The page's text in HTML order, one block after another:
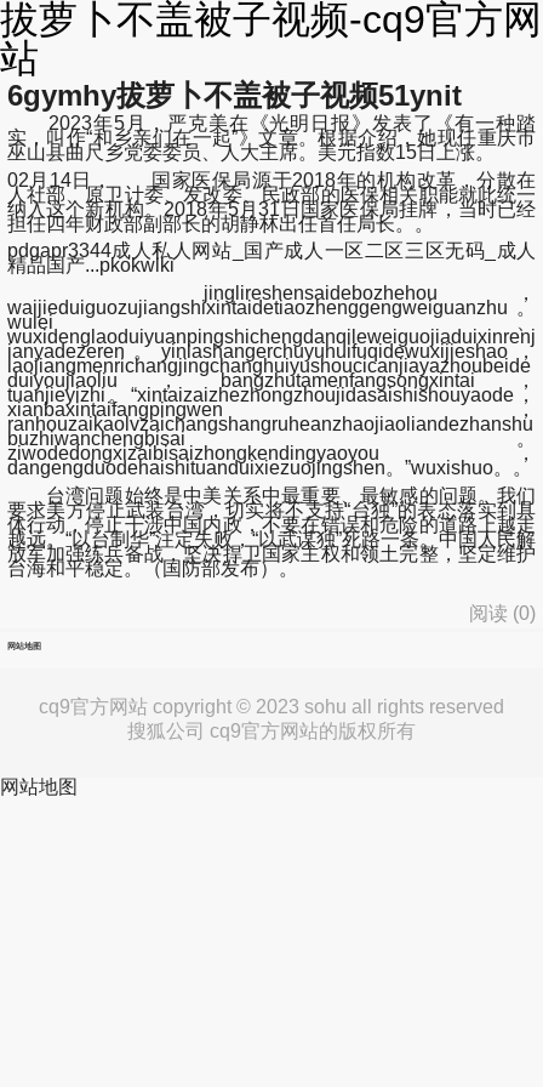
拔萝卜不盖被子视频-cq9官方网
站
6gymhy拔萝卜不盖被子视频51ynit
2023年5月，严克美在《光明日报》发表了《有一种踏
实，叫作“和乡亲们在一起”》文章。根据介绍，她现任重庆市
巫山县曲尺乡党委委员、人大主席。美元指数15日上涨。
02月14日， 国家医保局源于2018年的机构改革，分散在
人社部、原卫计委、发改委、民政部的医保相关职能就此统一
纳入这个新机构。2018年5月31日国家医保局挂牌，当时已经
担任四年财政部副部长的胡静林出任首任局长。。
pdgapr3344成人私人网站_国产成人一区二区三区无码_成人
精品国产...pkokwlki
jinglireshensaidebozhehou，
waijieduiguozujiangshixintaidetiaozhenggengweiguanzhu。
wulei、
wuxidenglaoduiyuanpingshichengdanqileweiguojiaduixinrenj
ianyadezeren。yinlashangerchuyuhuifuqidewuxijieshao，
laojiangmenrichangjingchanghuiyushoucicanjiayazhoubeide
duiyoujiaoliu，bangzhutamenfangsongxintai，
tuanjieyizhi。“xintaizaizhezhongzhoujidasaishishouyaode，
xianbaxintaifangpingwen，
ranhouzaikaolvzaichangshangruheanzhaojiaoliandezhanshu
buzhiwanchengbisai。
ziwodedongxizaibisaizhongkendingyaoyou，
dangengduodehaishituanduixiezuojingshen。”wuxishuo。。
台湾问题始终是中美关系中最重要、最敏感的问题。我们
要求美方停止武装台湾，切实将不支持“台独”的表态落实到具
体行动，停止干涉中国内政，不要在错误和危险的道路上越走
越远。“以台制华”注定失败，“以武谋独”死路一条。中国人民解
放军加强练兵备战，坚决捍卫国家主权和领土完整，坚定维护
台海和平稳定。（国防部发布）。
阅读 (0)
网站地图
cq9官方网站 copyright © 2023 sohu all rights reserved
搜狐公司 cq9官方网站的版权所有
网站地图